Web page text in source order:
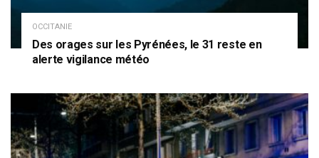
OCCITANIE
Des orages sur les Pyrénées, le 31 reste en
alerte vigilance météo